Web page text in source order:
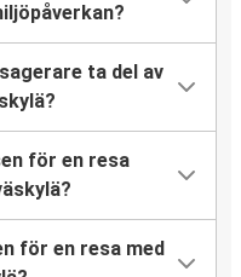
ta del av
för en resa
för en resa med